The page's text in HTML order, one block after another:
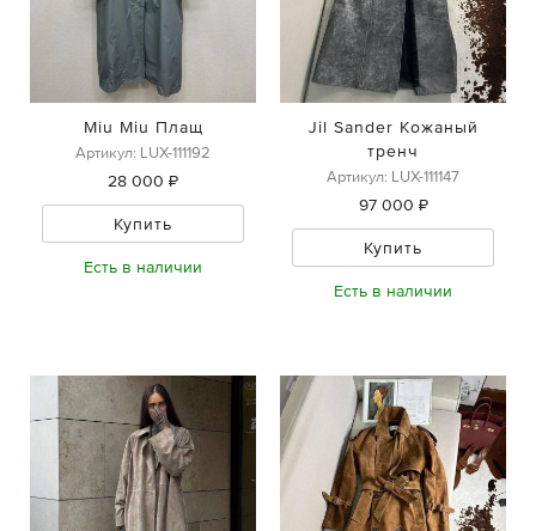
Miu Miu Плащ
Артикул: LUX-111192
28 000 ₽
Купить
Есть в наличии
Jil Sander Кожаный
тренч
Артикул: LUX-111147
97 000 ₽
Купить
Есть в наличии